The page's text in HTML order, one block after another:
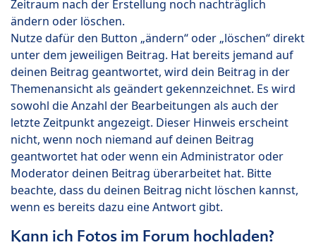
Zeitraum nach der Erstellung noch nachträglich
ändern oder löschen.
Nutze dafür den Button „ändern“ oder „löschen“ direkt
unter dem jeweiligen Beitrag. Hat bereits jemand auf
deinen Beitrag geantwortet, wird dein Beitrag in der
Themenansicht als geändert gekennzeichnet. Es wird
sowohl die Anzahl der Bearbeitungen als auch der
letzte Zeitpunkt angezeigt. Dieser Hinweis erscheint
nicht, wenn noch niemand auf deinen Beitrag
geantwortet hat oder wenn ein Administrator oder
Moderator deinen Beitrag überarbeitet hat. Bitte
beachte, dass du deinen Beitrag nicht löschen kannst,
wenn es bereits dazu eine Antwort gibt.
Kann ich Fotos im Forum hochladen?